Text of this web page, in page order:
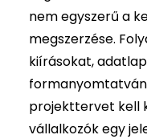
nem egyszerű a
megszerzése.
kiírásokat,
projekttervet kell
vállalkozók egy